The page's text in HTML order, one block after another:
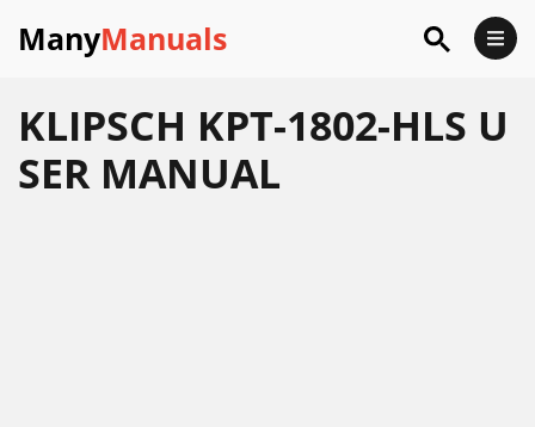
ManyManuals
KLIPSCH KPT-1802-HLS U
SER MANUAL